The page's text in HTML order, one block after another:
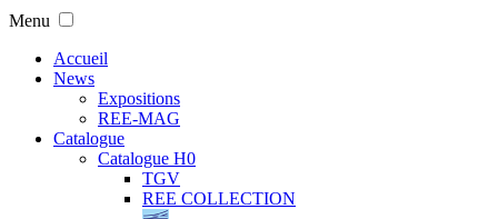
Menu
Accueil
News
Expositions
REE-MAG
Catalogue
Catalogue H0
TGV
REE COLLECTION